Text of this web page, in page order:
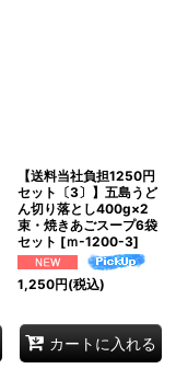
【送料当社負担1250円
セット〔3〕】五島うど
ん切り落とし400g×2
束・焼きあごスープ6袋
セット [ｍ-1200-3]
1,250円(税込)
カートに入れる